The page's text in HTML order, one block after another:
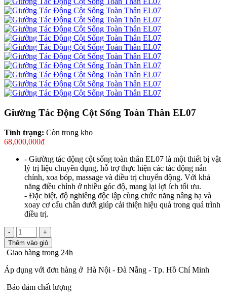
Giường Tác Động Cột Sống Toàn Thân EL07
Tình trạng: Còn trong kho
68,000,000đ
- Giường tác động cột sống toàn thân EL07 là một thiết bị vật
lý trị liệu chuyên dụng, hỗ trợ thực hiện các tác động nắn
chỉnh, xoa bóp, massage và điều trị chuyển động. Với khả
năng điều chỉnh ở nhiều góc độ, mang lại lợi ích tối ưu.
- Đặc biệt, độ nghiêng độc lập cùng chức năng nâng hạ và
xoay cơ cấu chân dưới giúp cải thiện hiệu quả trong quá trình
điều trị.
-
+
Thêm vào giỏ
Giao hàng trong 24h
Áp dụng với đơn hàng ở Hà Nội - Đà Nằng - Tp. Hồ Chí Minh
Bảo đảm chất lượng